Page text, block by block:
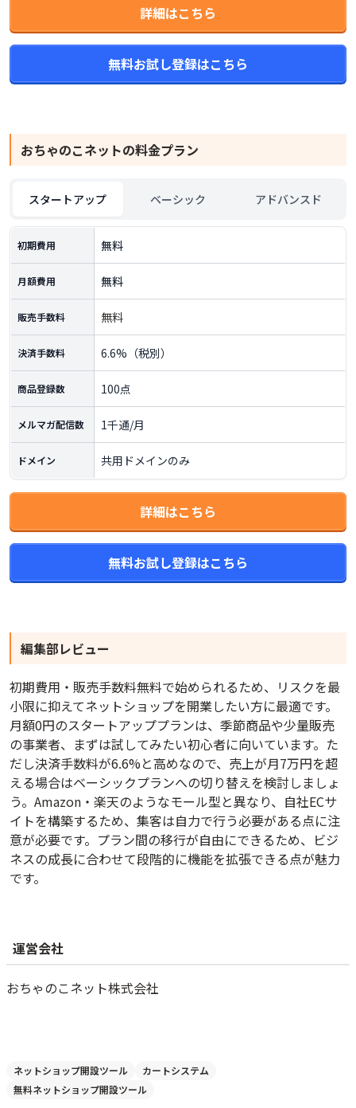
詳細はこちら
無料お試し登録はこちら
おちゃのこネットの料金プラン
スタートアップ ベーシック アドバンスド
初期費用 無料
月額費用 無料
販売手数料 無料
決済手数料 6.6%（税別）
商品登録数 100点
メルマガ配信数 1千通/月
ドメイン 共用ドメインのみ
詳細はこちら
無料お試し登録はこちら
編集部レビュー
初期費用・販売手数料無料で始められるため、リスクを最
小限に抑えてネットショップを開業したい方に最適です。
月額0円のスタートアッププランは、季節商品や少量販売
の事業者、まずは試してみたい初心者に向いています。た
だし決済手数料が6.6%と高めなので、売上が月7万円を超
える場合はベーシックプランへの切り替えを検討しましょ
う。Amazon・楽天のようなモール型と異なり、自社ECサ
イトを構築するため、集客は自力で行う必要がある点に注
意が必要です。プラン間の移行が自由にできるため、ビジ
ネスの成長に合わせて段階的に機能を拡張できる点が魅力
です。
運営会社
おちゃのこネット株式会社
ネットショップ開設ツール
カートシステム
無料ネットショップ開設ツール